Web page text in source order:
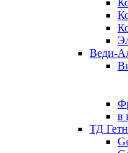
Веди-
в
ТД